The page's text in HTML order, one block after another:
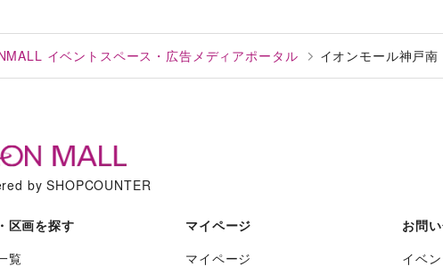
イベントスペース・広告メディアポータル イオンモール神戸南
by SHOPCOUNTER
区画を探す
覧
マイページ
マイページ
お問
イベ